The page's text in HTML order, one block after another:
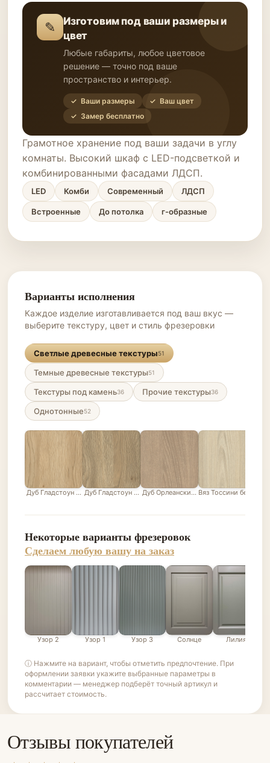
✎
Изготовим под ваши размеры и
цвет
Любые габариты, любое цветовое
решение — точно под ваше
пространство и интерьер.
✓ Ваши размеры
✓ Ваш цвет
✓ Замер бесплатно
Грамотное хранение под ваши задачи в углу
комнаты. Высокий шкаф с LED-подсветкой и
комбинированными фасадами ЛДСП.
LED Комби Современный ЛДСП
Встроенные До потолка г-образные
Варианты исполнения
Каждое изделие изготавливается под ваш вкус —
выберите текстуру, цвет и стиль фрезеровки
Светлые древесные текстуры51
Темные древесные текстуры51
Текстуры под камень36 Прочие текстуры36
Однотонные52
Дуб Гладстоун песочныйДуб Гладстоун серо-бежевыйДуб Орлеанский песочно-бежевый
Вяз Тоссини белый
Некоторые варианты фрезеровок
Сделаем любую вашу на заказ
Узор 2 Узор 1 Узор 3 Солнце Лилия
ⓘ Нажмите на вариант, чтобы отметить предпочтение. При
оформлении заявки укажите выбранные параметры в
комментарии — менеджер подберёт точный артикул и
рассчитает стоимость.
Отзывы покупателей